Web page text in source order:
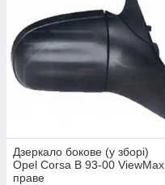
Дзеркало бокове (у зборі)
Opel Corsa B 93-00 ViewMax
праве